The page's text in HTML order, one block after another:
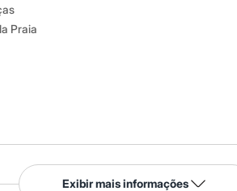
Praia
Serviços
Exibir mais informações